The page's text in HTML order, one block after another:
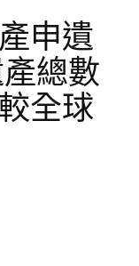
申遺
總數
全球